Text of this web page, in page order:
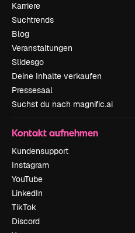
Karriere
Suchtrends
Blog
Veranstaltungen
Slidesgo
Deine Inhalte verkaufen
Pressesaal
Suchst du nach magnific.ai
Kontakt aufnehmen
Kundensupport
Instagram
YouTube
LinkedIn
TikTok
Discord